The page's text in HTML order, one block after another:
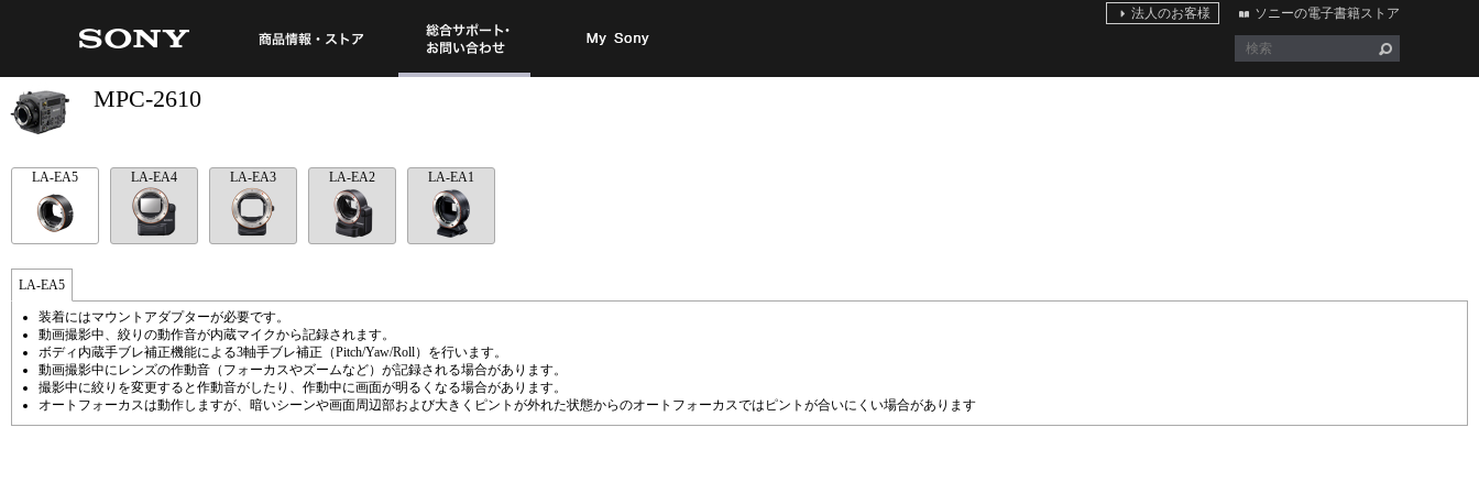
法人のお客様 ソニーの電子書籍ストア
MPC-2610
LA-EA5 LA-EA4 LA-EA3 LA-EA2 LA-EA1
LA-EA5
装着にはマウントアダプターが必要です。
動画撮影中、絞りの動作音が内蔵マイクから記録されます。
ボディ内蔵手ブレ補正機能による3軸手ブレ補正（Pitch/Yaw/Roll）を行います。
動画撮影中にレンズの作動音（フォーカスやズームなど）が記録される場合があります。
撮影中に絞りを変更すると作動音がしたり、作動中に画面が明るくなる場合があります。
オートフォーカスは動作しますが、暗いシーンや画面周辺部および大きくピントが外れた状態からのオートフォーカスではピントが合いにくい場合があります